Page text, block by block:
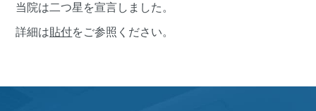
当院は二つ星を宣言しました。
詳細は貼付をご参照ください。